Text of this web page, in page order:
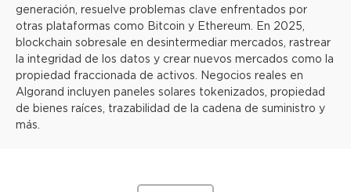
generación, resuelve problemas clave enfrentados por
otras plataformas como Bitcoin y Ethereum. En 2025,
blockchain sobresale en desintermediar mercados, rastrear
la integridad de los datos y crear nuevos mercados como la
propiedad fraccionada de activos. Negocios reales en
Algorand incluyen paneles solares tokenizados, propiedad
de bienes raíces, trazabilidad de la cadena de suministro y
más.